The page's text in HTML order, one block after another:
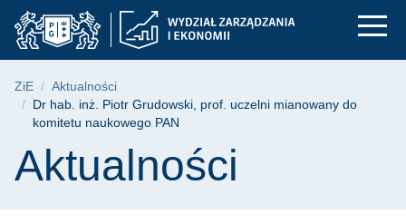
Przejdź
do
menu
Przejdź
do
wyszukiwarki
Przejdź
do
treści
Dr hab. inż. Piotr
Ścieżka nawigacyjna
ZiE
Aktualności
Dr hab. inż. Piotr Grudowski, prof. uczelni mianowany do
komitetu naukowego PAN
Treść strony
Aktualności